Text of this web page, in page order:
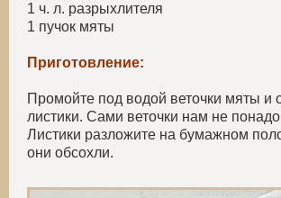
1 ч. л. разрыхлителя
1 пучок мяты
Приготовление:
Промойте под водой веточки мяты и
листики. Сами веточки нам не
Листики разложите на бумажном
они обсохли.